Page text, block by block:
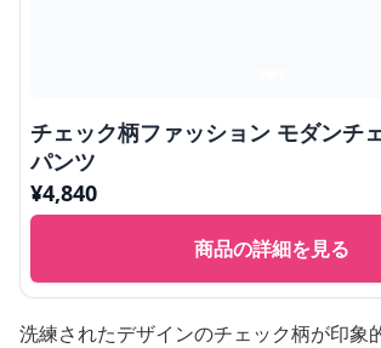
チェック柄ファッション モダンチ
パンツ
¥4,840
商品の詳細を見る
洗練されたデザインのチェック柄が印象